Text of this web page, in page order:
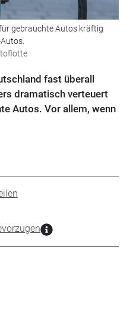
gebrauchte Autos kräftig
fast überall
dramatisch verteuert
Autos. Vor allem, wenn